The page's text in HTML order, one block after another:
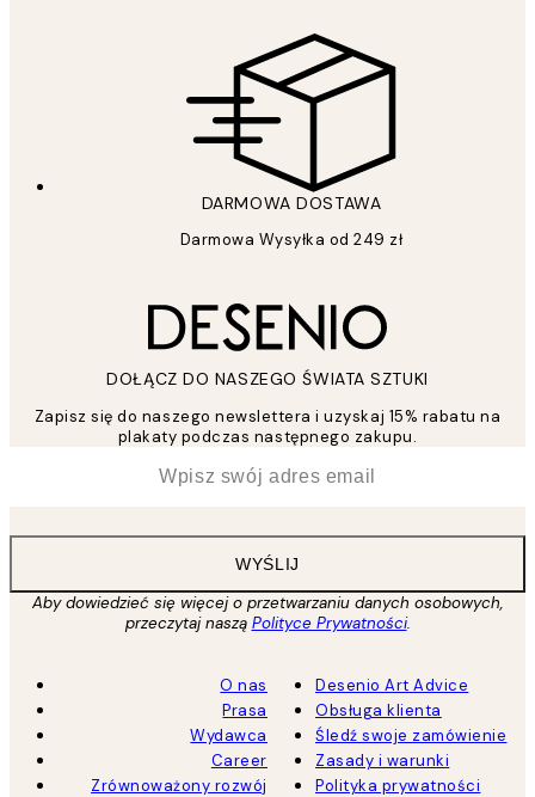
DARMOWA DOSTAWA
Darmowa Wysyłka od 249 zł
DOŁĄCZ DO NASZEGO ŚWIATA SZTUKI
Zapisz się do naszego newslettera i uzyskaj 15% rabatu na
plakaty podczas następnego zakupu.
WYŚLIJ
Aby dowiedzieć się więcej o przetwarzaniu danych osobowych,
przeczytaj naszą Polityce Prywatności.
O nas
Prasa
Wydawca
Career
Zrównoważony rozwój
Desenio Art Advice
Obsługa klienta
Śledź swoje zamówienie
Zasady i warunki
Polityka prywatności